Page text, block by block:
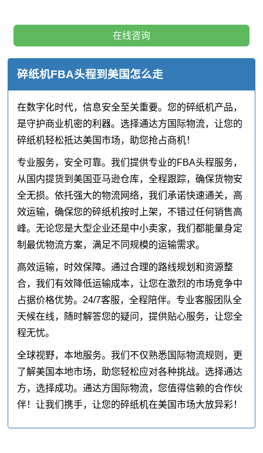
在线咨询
碎纸机FBA头程到美国怎么走
在数字化时代，信息安全至关重要。您的碎纸机产品，
是守护商业机密的利器。选择通达方国际物流，让您的
碎纸机轻松抵达美国市场，助您抢占商机！
专业服务，安全可靠。我们提供专业的FBA头程服务，
从国内提货到美国亚马逊仓库，全程跟踪，确保货物安
全无损。依托强大的物流网络，我们承诺快速通关，高
效运输，确保您的碎纸机按时上架，不错过任何销售高
峰。无论您是大型企业还是中小卖家，我们都能量身定
制最优物流方案，满足不同规模的运输需求。
高效运输，时效保障。通过合理的路线规划和资源整
合，我们有效降低运输成本，让您在激烈的市场竞争中
占据价格优势。24/7客服，全程陪伴。专业客服团队全
天候在线，随时解答您的疑问，提供贴心服务，让您全
程无忧。
全球视野，本地服务。我们不仅熟悉国际物流规则，更
了解美国本地市场，助您轻松应对各种挑战。选择通达
方，选择成功。通达方国际物流，您值得信赖的合作伙
伴！让我们携手，让您的碎纸机在美国市场大放异彩！